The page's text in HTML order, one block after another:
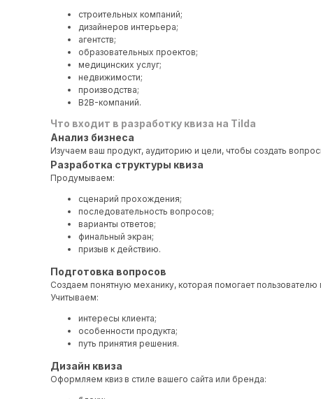
строительных компаний;
дизайнеров интерьера;
агентств;
образовательных проектов;
медицинских услуг;
недвижимости;
производства;
B2B-компаний.
Что входит в разработку квиза на Tilda
Анализ бизнеса
Изучаем ваш продукт, аудиторию и цели, чтобы создать
Разработка структуры квиза
Продумываем:
сценарий прохождения;
последовательность вопросов;
варианты ответов;
финальный экран;
призыв к действию.
Подготовка вопросов
Создаем понятную механику, которая помогает пользователю
Учитываем:
интересы клиента;
особенности продукта;
путь принятия решения.
Дизайн квиза
Оформляем квиз в стиле вашего сайта или бренда: